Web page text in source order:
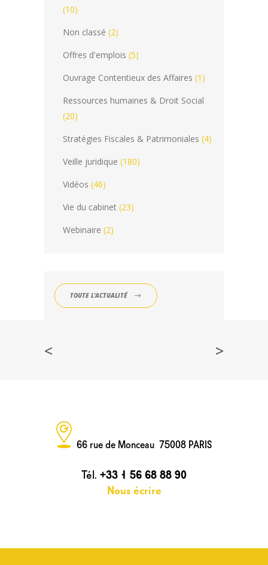
(10)
Non classé (2)
Offres d'emplois (5)
Ouvrage Contentieux des Affaires (1)
Ressources humaines & Droit Social
(20)
Stratégies Fiscales & Patrimoniales (4)
Veille juridique (180)
Vidéos (46)
Vie du cabinet (23)
Webinaire (2)
TOUTE L'ACTUALITÉ
< >
66 rue de Monceau 75008 PARIS
Tél. +33 1 56 68 88 90
Nous écrire